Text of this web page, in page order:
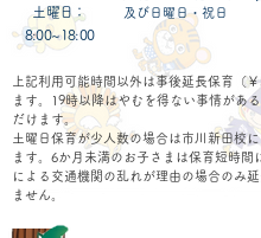
土曜日：
8:00~18:00
​及び日曜日・祝日
上記利用可能時間以外は事後延長保育（
ます。19時以降はやむを得ない事情があ
だけます。
土曜日保育が少人数の場合は市川新田校
ます。6か月未満のお子さまは保育短時間
による交通機関の乱れが理由の場合のみ
ません。